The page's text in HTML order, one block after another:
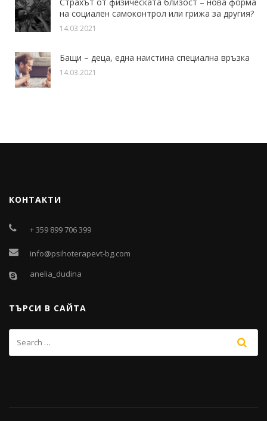
на социален самоконтрол или грижа за другия?
14.03.2021
Бащи – деца, една наистина специална връзка
14.03.2021
КОНТАКТИ
+ 359 899 706 399
info@psihoterapevt-bg.com
anelia_dudina
ТЪРСИ В САЙТА